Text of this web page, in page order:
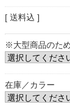
[ 送料込 ]
※大型商品のた
在庫／カラー